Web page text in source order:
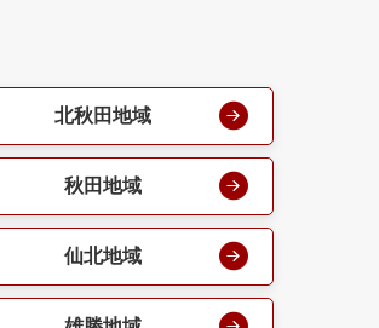
北秋田地域
秋田地域
仙北地域